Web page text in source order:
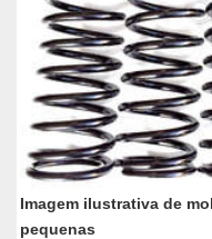
Imagem ilustrativa de
pequenas